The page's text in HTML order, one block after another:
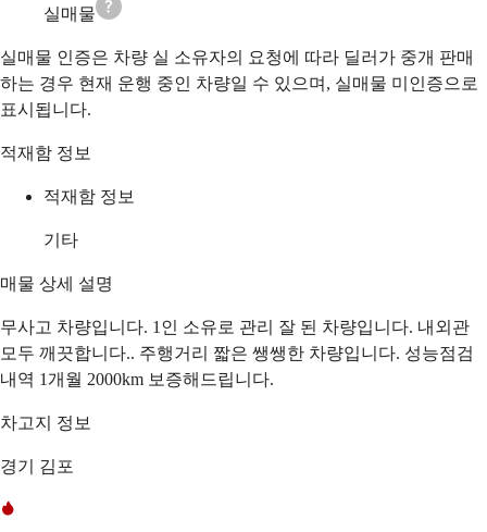
실매물
실매물 인증은 차량 실 소유자의 요청에 따라 딜러가 중개 판매
하는 경우 현재 운행 중인 차량일 수 있으며, 실매물 미인증으로
표시됩니다.
적재함 정보
적재함 정보
기타
매물 상세 설명
무사고 차량입니다. 1인 소유로 관리 잘 된 차량입니다. 내외관
모두 깨끗합니다.. 주행거리 짧은 쌩쌩한 차량입니다. 성능점검
내역 1개월 2000km 보증해드립니다.
차고지 정보
경기 김포